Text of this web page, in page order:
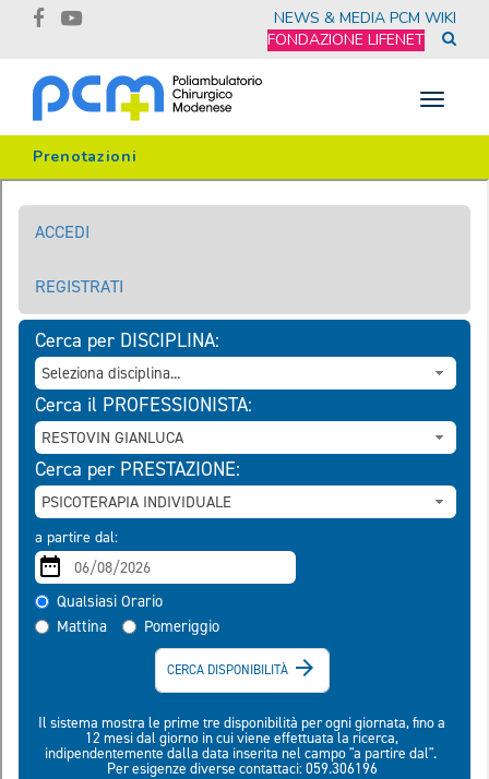
NEWS & MEDIA PCM WIKI
FONDAZIONE LIFENET
Toggle
Prenotazioni